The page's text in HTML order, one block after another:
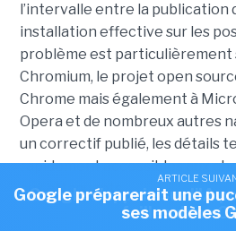
ARTICLE
Google s'appuie sur l'IA
failles dans
l’intervalle entre la publication
installation effective sur les
problème est particulièrement
Chromium, le projet open
Chrome mais également à
Opera et de nombreux autres
un correctif publié, les détails
rapidement accessibles aux
aux attaquants.
ARTICLE
Google préparerait une
ses modèles